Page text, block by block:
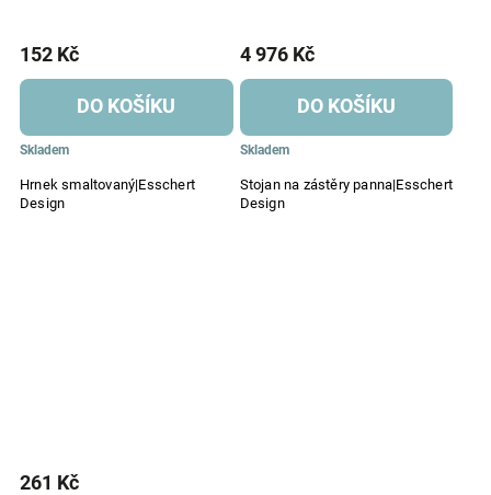
Hrnek smaltovaný|Esschert
Design
Skladem
152 Kč
DO KOŠÍKU
Stojan na zástěry panna|Esschert
Design
Skladem
4 976 Kč
DO KOŠÍKU
261 Kč